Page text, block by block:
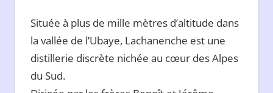
Située à plus de mille mètres d’altitude dans
la vallée de l’Ubaye, Lachanenche est une
distillerie discrète nichée au cœur des Alpes
du Sud.